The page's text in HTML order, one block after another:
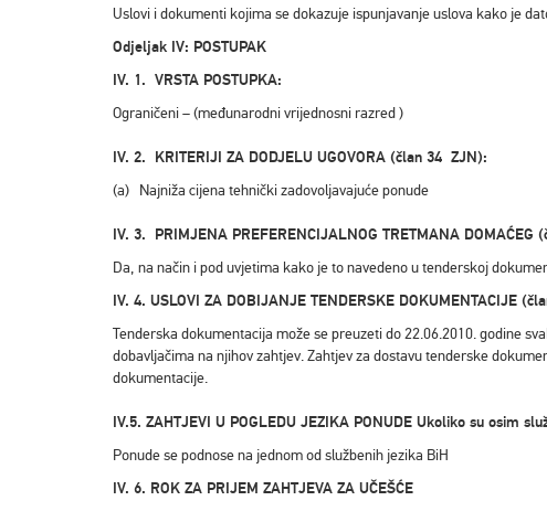
Uslovi i dokumenti kojima se dokazuje ispunjavanje uslova kako je
Odjeljak IV: POSTUPAK
IV. 1. VRSTA POSTUPKA:
Ograničeni – (međunarodni vrijednosni razred )
IV. 2. KRITERIJI ZA DODJELU UGOVORA (član 34 ZJN):
(a) Najniža cijena tehnički zadovoljavajuće ponude
IV. 3. PRIMJENA PREFERENCIJALNOG TRETMANA DOMAĆEG
Da, na način i pod uvjetima kako je to navedeno u tenderskoj
IV. 4. USLOVI ZA DOBIJANJE TENDERSKE DOKUMENTACIJE
Tenderska dokumentacija može se preuzeti do 22.06.2010. godine
dobavljačima na njihov zahtjev. Zahtjev za dostavu tenderske
dokumentacije.
IV.5. ZAHTJEVI U POGLEDU JEZIKA PONUDE Ukoliko su osim
Ponude se podnose na jednom od službenih jezika BiH
IV. 6. ROK ZA PRIJEM ZAHTJEVA ZA UČEŠĆE